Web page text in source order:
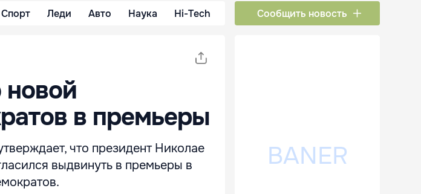
Спорт Леди Авто Наука Hi-Tech Сообщить новость
новой
в премьеры
что президент Николае
выдвинуть в премьеры в